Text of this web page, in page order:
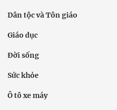
Dân tộc và Tôn giáo
Giáo dục
Đời sống
Sức khỏe
Ô tô xe máy